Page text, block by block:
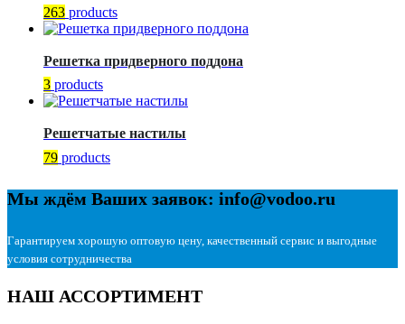
263 products
Решетка придверного поддона
3 products
Решетчатые настилы
79 products
Мы ждём Ваших заявок: info@vodoo.ru
Гарантируем хорошую оптовую цену, качественный сервис и выгодные
условия сотрудничества
НАШ АССОРТИМЕНТ